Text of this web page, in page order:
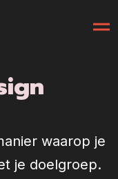
waarop je
je doelgroep.